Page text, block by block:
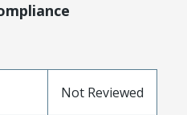
Not Reviewed